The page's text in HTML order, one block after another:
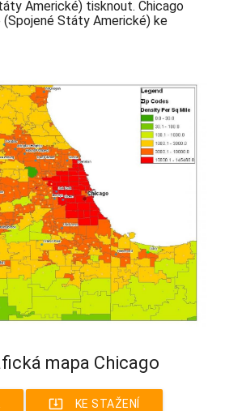
Americké) tisknout. Chicago
(Spojené Státy Americké) ke
mapa Chicago
system_update_alt KE STAŽENÍ